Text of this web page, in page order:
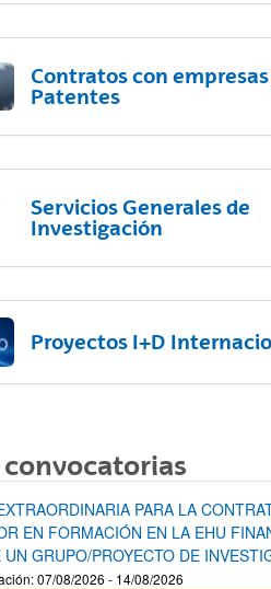
Contratos con
Patentes
Servicios Generales de
Investigación
Proyectos I+D
convocatorias
PARA LA
EN FORMACIÓN EN LA EHU
GRUPO/PROYECTO DE
07/08/2026 - 14/08/2026